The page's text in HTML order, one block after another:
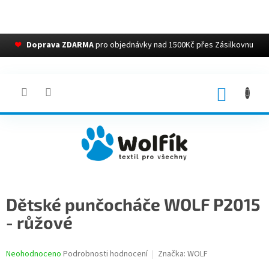
❤ Doprava ZDARMApro objednávky nad 1500Kč přes Zásilkovnu
Dětské punčocháče WOLF P2015
- růžové
Průměrné
Neohodnoceno Podrobnosti hodnocení Značka: WOLF